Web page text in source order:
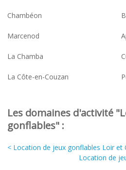
Chambéon
Marcenod
La Chamba
La Côte-en-Couzan
Les domaines d'activité
gonflables" :
< Location de jeux gonflables Loir et
Location de